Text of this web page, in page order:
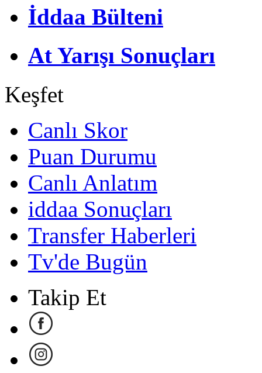
İddaa Bülteni
At Yarışı Sonuçları
Keşfet
Canlı Skor
Puan Durumu
Canlı Anlatım
iddaa Sonuçları
Transfer Haberleri
Tv'de Bugün
Takip Et